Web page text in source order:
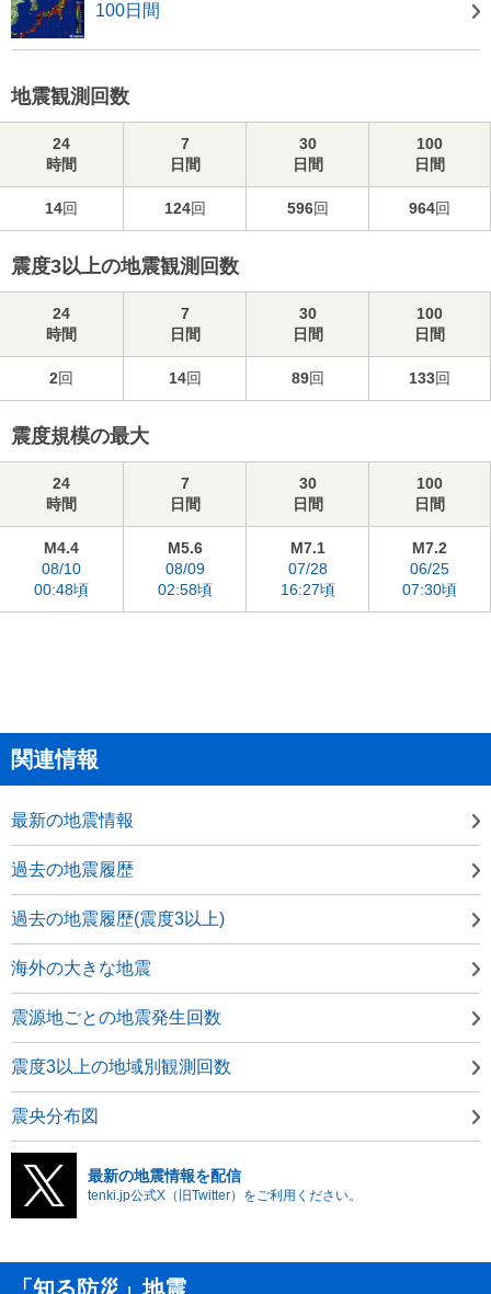
100日間
地震観測回数
24
時間
7
日間
30
日間
100
日間
14回 124回 596回 964回
震度3以上の地震観測回数
24
時間
7
日間
30
日間
100
日間
2回 14回 89回 133回
震度規模の最大
24
時間
7
日間
30
日間
100
日間
M4.4
08/10
00:48頃
M5.6
08/09
02:58頃
M7.1
07/28
16:27頃
M7.2
06/25
07:30頃
関連情報
最新の地震情報
過去の地震履歴
過去の地震履歴(震度3以上)
海外の大きな地震
震源地ごとの地震発生回数
震度3以上の地域別観測回数
震央分布図
最新の地震情報を配信
tenki.jp公式X（旧Twitter）をご利用ください。
「知る防災」地震